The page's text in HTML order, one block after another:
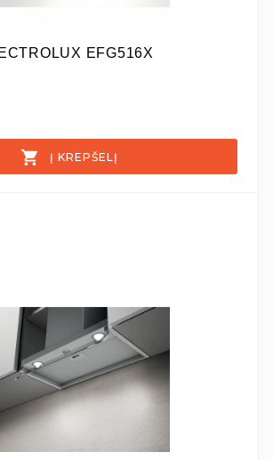
EFG516X
Į KREPŠELĮ